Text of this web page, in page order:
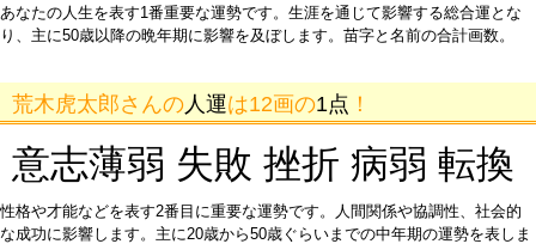
あなたの人生を表す1番重要な運勢です。生涯を通じて影響する総合運とな
り、主に50歳以降の晩年期に影響を及ぼします。苗字と名前の合計画数。
荒木虎太郎さんの 人運は12画の1点 ！
意志薄弱 失敗 挫折 病弱 転換
性格や才能などを表す2番目に重要な運勢です。人間関係や協調性、社会的
な成功に影響します。主に20歳から50歳ぐらいまでの中年期の運勢を表しま